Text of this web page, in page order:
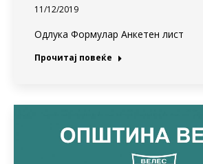
11/12/2019
Одлука Формулар Анкетен лист
Прочитај повеќе